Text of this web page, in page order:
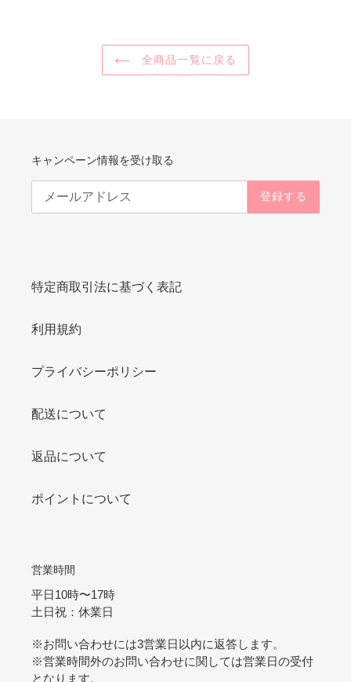
全商品一覧に戻る
キャンペーン情報を受け取る
登録する
特定商取引法に基づく表記
利用規約
プライバシーポリシー
配送について
返品について
ポイントについて
営業時間
平日10時〜17時
土日祝：休業日
※お問い合わせには3営業日以内に返答します。
※営業時間外のお問い合わせに関しては営業日の受付
となります。